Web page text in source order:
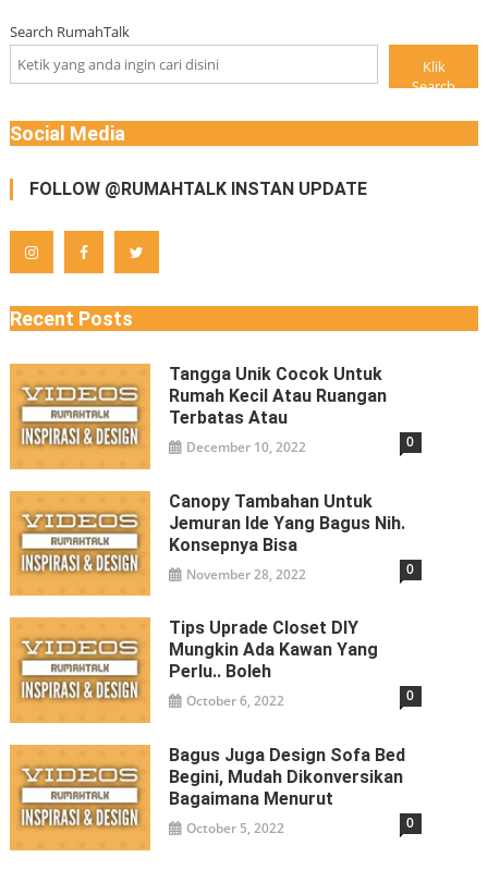
Search RumahTalk
Klik
Search
Social Media
FOLLOW @RUMAHTALK INSTAN UPDATE
Recent Posts
Tangga Unik Cocok Untuk
Rumah Kecil Atau Ruangan
Terbatas Atau
December 10, 2022 0
Canopy Tambahan Untuk
Jemuran Ide Yang Bagus Nih.
Konsepnya Bisa
November 28, 2022 0
Tips Uprade Closet DIY
Mungkin Ada Kawan Yang
Perlu.. Boleh
October 6, 2022 0
Bagus Juga Design Sofa Bed
Begini, Mudah Dikonversikan
Bagaimana Menurut
October 5, 2022 0